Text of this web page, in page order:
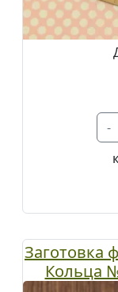
-
Заготовка
Кольца